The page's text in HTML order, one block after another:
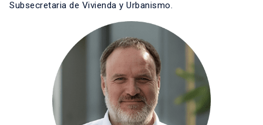
Subsecretaria de Vivienda y Urbanismo.